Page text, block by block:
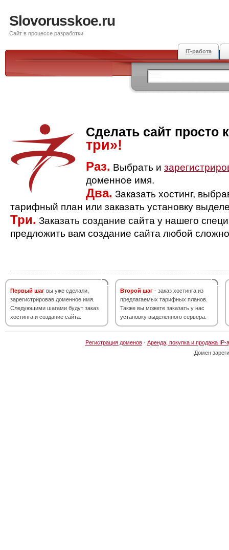
Slovorusskoe.ru
Сайт в процессе разработки
IT-работа
Сделать сайт просто
три»!
Раз. Выбрать и
доменное имя.
Два. Заказать хостинг,
тарифный план или заказать установку
Три. Заказать создание сайта у нашего
предложить вам создание сайта любой
Первый шаг вы уже сделали,
зарегистрировав доменное имя.
Следующими шагами будут заказ
хостинга и создание сайта.
Второй шаг - заказ хостинга из
предлагаемых тарифных планов.
Также вы можете заказать у нас
установку выделенного сервера.
Регистрация доменов· Аренда, покупка и продажа IP-
Домен